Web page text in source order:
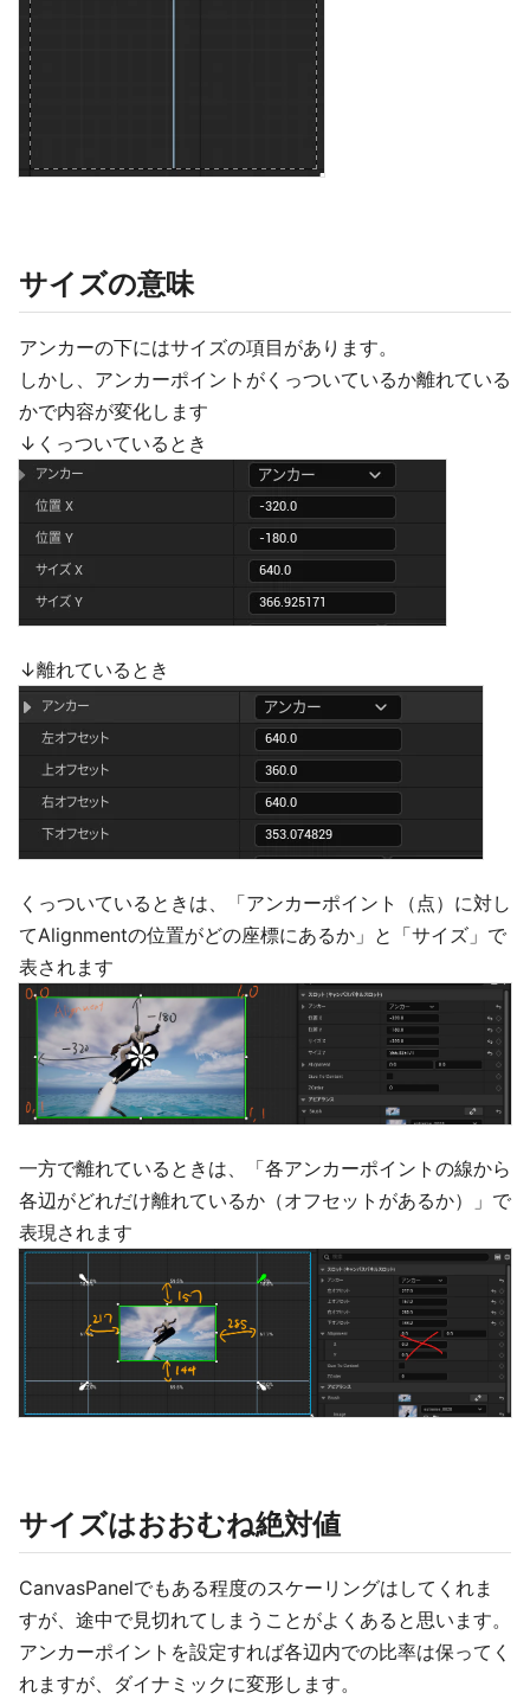
サイズの意味
アンカーの下にはサイズの項目があります。
しかし、アンカーポイントがくっついているか離れている
かで内容が変化します
↓くっついているとき
↓離れているとき
くっついているときは、「アンカーポイント（点）に対し
てAlignmentの位置がどの座標にあるか」と「サイズ」で
表されます
一方で離れているときは、「各アンカーポイントの線から
各辺がどれだけ離れているか（オフセットがあるか）」で
表現されます
サイズはおおむね絶対値
CanvasPanelでもある程度のスケーリングはしてくれま
すが、途中で見切れてしまうことがよくあると思います。
アンカーポイントを設定すれば各辺内での比率は保ってく
れますが、ダイナミックに変形します。